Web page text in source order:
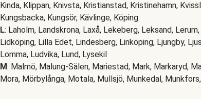
Kinda, Klippan, Knivsta, Kristianstad, Kristinehamn,
Kungsbacka, Kungsör, Kävlinge, Köping
L: Laholm, Landskrona, Laxå, Lekeberg, Leksand,
Lidköping, Lilla Edet, Lindesberg, Linköping, Ljungby,
Lomma, Ludvika, Lund, Lysekil
M: Malmö, Malung-Sälen, Mariestad, Mark, Markaryd,
Mora, Mörbylånga, Motala, Mullsjö, Munkedal,